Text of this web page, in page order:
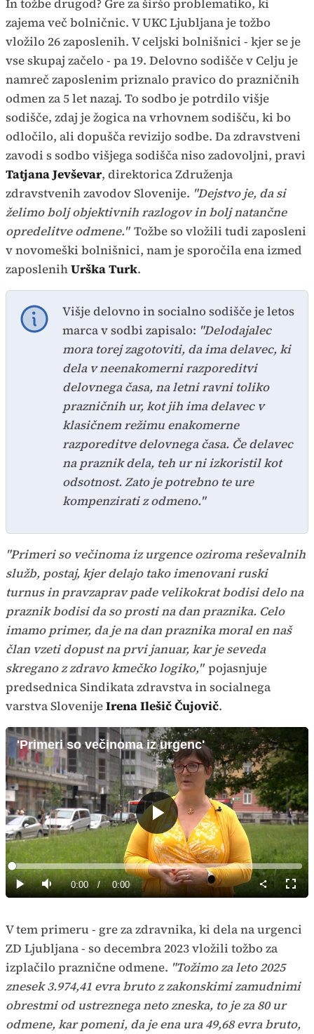
In tožbe drugod? Gre za širšo problematiko, ki
zajema več bolničnic. V UKC Ljubljana je tožbo
vložilo 26 zaposlenih. V celjski bolnišnici - kjer se je
vse skupaj začelo - pa 19. Delovno sodišče v Celju je
namreč zaposlenim priznalo pravico do prazničnih
odmen za 5 let nazaj. To sodbo je potrdilo višje
sodišče, zdaj je žogica na vrhovnem sodišču, ki bo
odločilo, ali dopušča revizijo sodbe. Da zdravstveni
zavodi s sodbo višjega sodišča niso zadovoljni, pravi
Tatjana Jevševar, direktorica Združenja
zdravstvenih zavodov Slovenije. "Dejstvo je, da si
želimo bolj objektivnih razlogov in bolj natančne
opredelitve odmene." Tožbe so vložili tudi zaposleni
v novomeški bolnišnici, nam je sporočila ena izmed
zaposlenihUrška Turk.
Višje delovno in socialno sodišče je letos
marca v sodbi zapisalo: "Delodajalec
mora torej zagotoviti, da ima delavec, ki
dela v neenakomerni razporeditvi
delovnega časa, na letni ravni toliko
prazničnih ur, kot jih ima delavec v
klasičnem režimu enakomerne
razporeditve delovnega časa. Če delavec
na praznik dela, teh ur ni izkoristil kot
odsotnost. Zato je potrebno te ure
kompenzirati z odmeno."
"Primeri so večinoma iz urgence oziroma reševalnih
služb, postaj, kjer delajo tako imenovani ruski
turnus in pravzaprav pade velikokrat bodisi delo na
praznik bodisi da so prosti na dan praznika. Celo
imamo primer, da je na dan praznika moral en naš
član vzeti dopust na prvi januar, kar je seveda
skregano z zdravo kmečko logiko," pojasnjuje
predsednica Sindikata zdravstva in socialnega
varstva SlovenijeIrena Ilešič Čujovič.
'Primeri so večinoma iz urgenc'
Predvajaj
Predvajaj
Tiho Current
0:00 / Duration
0:00
Loaded:
0%
način
V tem primeru - gre za zdravnika, ki dela na urgenci
ZD Ljubljana - so decembra 2023 vložili tožbo za
izplačilo praznične odmene. "Tožimo za leto 2025
znesek 3.974,41 evra bruto z zakonskimi zamudnimi
obrestmi od ustreznega neto zneska, to je za 80 ur
odmene, kar pomeni, da je ena ura 49,68 evra bruto,